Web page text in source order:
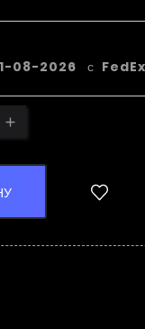
08-2026 с FedEx